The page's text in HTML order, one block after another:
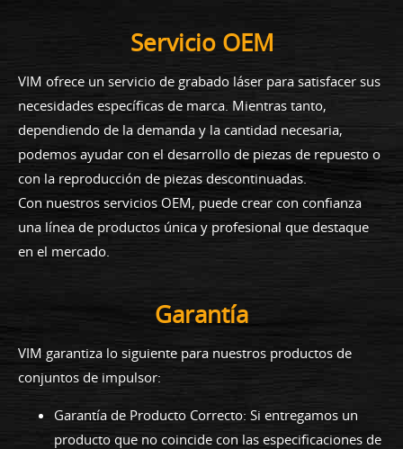
Servicio OEM
VIM ofrece un servicio de grabado láser para satisfacer sus
necesidades específicas de marca. Mientras tanto,
dependiendo de la demanda y la cantidad necesaria,
podemos ayudar con el desarrollo de piezas de repuesto o
con la reproducción de piezas descontinuadas.
Con nuestros servicios OEM, puede crear con confianza
una línea de productos única y profesional que destaque
en el mercado.
Garantía
VIM garantiza lo siguiente para nuestros productos de
conjuntos de impulsor:
Garantía de Producto Correcto: Si entregamos un
producto que no coincide con las especificaciones de